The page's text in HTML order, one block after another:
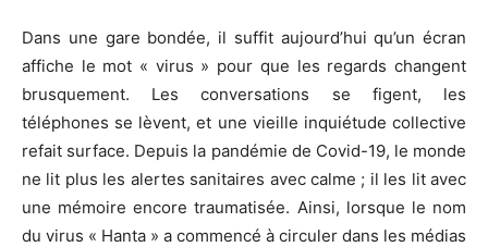
Dans une gare bondée, il suffit aujourd’hui qu’un écran
affiche le mot « virus » pour que les regards changent
brusquement. Les conversations se figent, les
téléphones se lèvent, et une vieille inquiétude collective
refait surface. Depuis la pandémie de Covid-19, le monde
ne lit plus les alertes sanitaires avec calme ; il les lit avec
une mémoire encore traumatisée. Ainsi, lorsque le nom
du virus « Hanta » a commencé à circuler dans les médias